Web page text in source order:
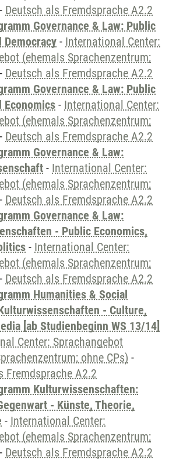
- Deutsch als Fremdsprache A2.2
Governance & Law: Public
- International Center:
(ehemals Sprachenzentrum;
- Deutsch als Fremdsprache A2.2
Governance & Law: Public
- International Center:
(ehemals Sprachenzentrum;
- Deutsch als Fremdsprache A2.2
Governance & Law:
- International Center:
(ehemals Sprachenzentrum;
- Deutsch als Fremdsprache A2.2
Governance & Law:
- Public Economics,
- International Center:
(ehemals Sprachenzentrum;
- Deutsch als Fremdsprache A2.2
Humanities & Social
- Culture,
[ab Studienbeginn WS 13/14]
Center: Sprachangebot
ohne CPs) -
Fremdsprache A2.2
Kulturwissenschaften:
- Künste, Theorie,
- International Center:
(ehemals Sprachenzentrum;
- Deutsch als Fremdsprache A2.2